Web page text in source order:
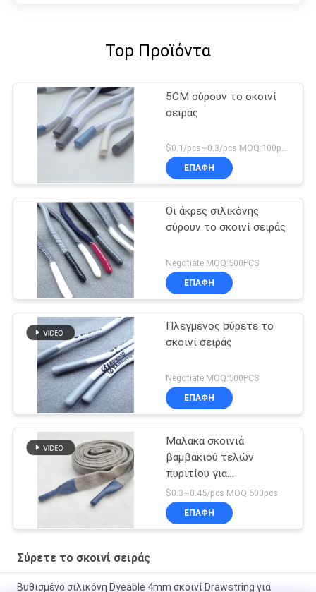
Top Προϊόντα
5CM σύρουν το σκοινί
σειράς
$0.1/pcs~0.3/pcs MOQ:100pcs
ΕΠΑΦΉ
Οι άκρες σιλικόνης
σύρουν το σκοινί σειράς
Negotiate MOQ:500PCS
ΕΠΑΦΉ
Πλεγμένος σύρετε το
σκοινί σειράς
Negotiate MOQ:500PCS
ΕΠΑΦΉ
Μαλακά σκοινιά
βαμβακιού τελών
πυριτίου για
προσαρμοσμένες τις
μπλούζες άκρες
σιλικόνης
$0.3~0.45/pcs MOQ:500pcs
ΕΠΑΦΉ
Σύρετε το σκοινί σειράς
Βυθισμένο σιλικόνη Dyeable 4mm σκοινί Drawstring για